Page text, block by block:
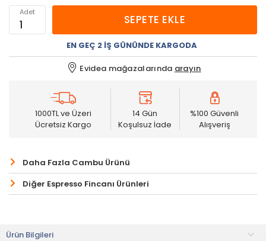
Adet
SEPETE EKLE
EN GEÇ 2 İŞ GÜNÜNDE KARGODA
Evidea mağazalarında arayın
1000TL ve Üzeri
Ücretsiz Kargo
14 Gün
Koşulsuz İade
%100 Güvenli
Alışveriş
Daha Fazla Cambu Ürünü
Diğer Espresso Fincanı Ürünleri
Ürün Bilgileri